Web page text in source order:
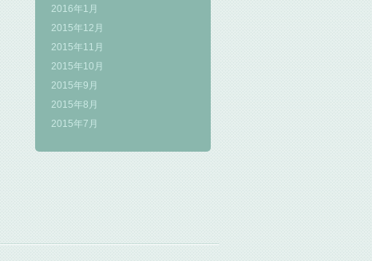
2016年1月
2015年12月
2015年11月
2015年10月
2015年9月
2015年8月
2015年7月